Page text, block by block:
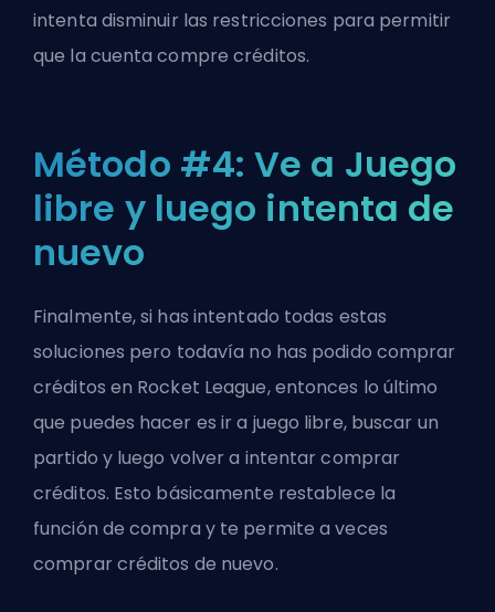
intenta disminuir las restricciones para permitir
que la cuenta compre créditos.
Método #4: Ve a Juego
libre y luego intenta de
nuevo
Finalmente, si has intentado todas estas
soluciones pero todavía no has podido comprar
créditos en Rocket League, entonces lo último
que puedes hacer es ir a juego libre, buscar un
partido y luego volver a intentar comprar
créditos. Esto básicamente restablece la
función de compra y te permite a veces
comprar créditos de nuevo.